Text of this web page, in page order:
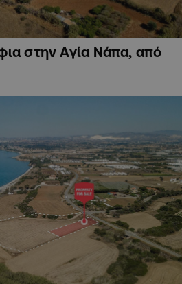
στην Αγία Νάπα, από